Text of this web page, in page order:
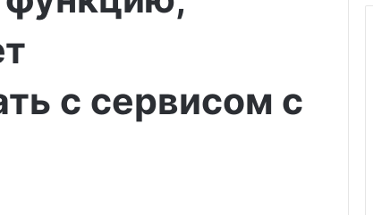
с сервисом с